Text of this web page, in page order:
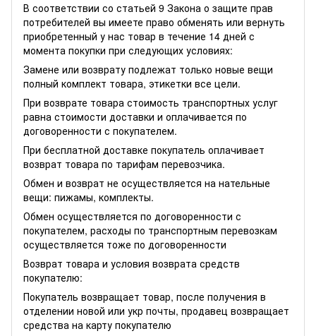
В соответствии со статьей 9 Закона о защите прав
потребителей вы имеете право обменять или вернуть
приобретенный у нас товар в течение 14 дней с
момента покупки при следующих условиях:
Замене или возврату подлежат только новые вещи
полный комплект товара, этикетки все цели.
При возврате товара стоимость транспортных услуг
равна стоимости доставки и оплачивается по
договоренности с покупателем.
При бесплатной доставке покупатель оплачивает
возврат товара по тарифам перевозчика.
Обмен и возврат не осуществляется на нательные
вещи: пижамы, комплекты.
Обмен осуществляется по договоренности с
покупателем, расходы по транспортным перевозкам
осуществляется тоже по договоренности
Возврат товара и условия возврата средств
покупателю:
Покупатель возвращает товар, после получения в
отделении новой или укр почты, продавец возвращает
средства на карту покупателю